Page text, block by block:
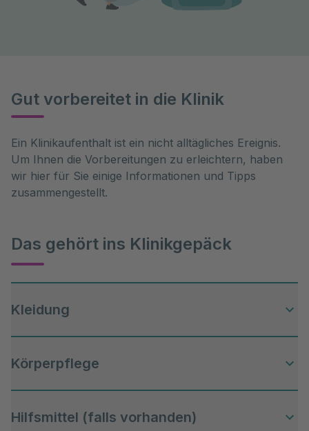
Gut vorbereitet in die Klinik
Ein Klinikaufenthalt ist ein nicht alltägliches Ereignis.
Um Ihnen die Vorbereitungen zu erleichtern, haben
wir hier für Sie einige Informationen und Tipps
zusammengestellt.
Das gehört ins Klinikgepäck
Kleidung
Schlafanzug bzw. Nachthemd
ausreichend Wäsche zum Wechseln
feste Hausschuhe oder festes gut eingelaufenes
Körperpflege
Handtücher und Waschlappen
Hilfsmittel (falls vorhanden)